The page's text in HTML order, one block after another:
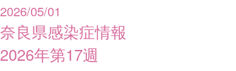
2026/05/01
奈良県感染症情報
2026年第17週